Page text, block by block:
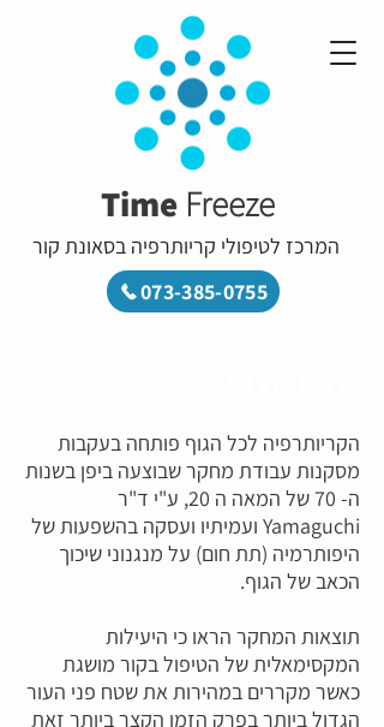
המרכז לטיפולי קריותרפיה בסאונת קור
Time Freeze
073-385-0755
הקריותרפיה לכל הגוף פותחה בעקבות
מסקנות עבודת מחקר שבוצעה ביפן בשנות
ה- 70 של המאה ה 20, ע"י ד"ר
Yamaguchi ועמיתיו ועסקה בהשפעות של
היפותרמיה (תת חום) על מנגנוני שיכוך
הכאב של הגוף.
תוצאות המחקר הראו כי היעילות
המקסימאלית של הטיפול בקור מושגת
כאשר מקררים במהירות את שטח פני העור
הגדול ביותר בפרק הזמן הקצר ביותר זאת